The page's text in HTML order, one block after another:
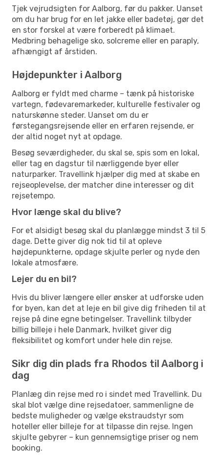
Tjek vejrudsigten for Aalborg, før du pakker. Uanset
om du har brug for en let jakke eller badetøj, gør det
en stor forskel at være forberedt på klimaet.
Medbring behagelige sko, solcreme eller en paraply,
afhængigt af årstiden.
Højdepunkter i Aalborg
Aalborg er fyldt med charme – tænk på historiske
vartegn, fødevaremarkeder, kulturelle festivaler og
naturskønne steder. Uanset om du er
førstegangsrejsende eller en erfaren rejsende, er
der altid noget nyt at opdage.
Besøg seværdigheder, du skal se, spis som en lokal,
eller tag en dagstur til nærliggende byer eller
naturparker. Travellink hjælper dig med at skabe en
rejseoplevelse, der matcher dine interesser og dit
rejsetempo.
Hvor længe skal du blive?
For et alsidigt besøg skal du planlægge mindst 3 til 5
dage. Dette giver dig nok tid til at opleve
højdepunkterne, opdage skjulte perler og nyde den
lokale atmosfære.
Lejer du en bil?
Hvis du bliver længere eller ønsker at udforske uden
for byen, kan det at leje en bil give dig friheden til at
rejse på dine egne betingelser. Travellink tilbyder
billig billeje i hele Danmark, hvilket giver dig
fleksibilitet og komfort under hele din rejse.
Sikr dig din plads fra Rhodos til Aalborg i
dag
Planlæg din rejse med ro i sindet med Travellink. Du
skal blot vælge dine rejsedatoer, sammenligne de
bedste muligheder og vælge ekstraudstyr som
hoteller eller billeje for at tilpasse din rejse. Ingen
skjulte gebyrer – kun gennemsigtige priser og nem
booking.